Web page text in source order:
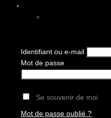
Identifiant ou e-mail
Mot de passe
Se souvenir de moi
Mot de passe oublié ?